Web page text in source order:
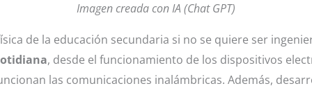
Imagen creada con IA (Chat GPT)
de la educación secundaria si no se quiere ser
, desde el funcionamiento de los dispositivos
las comunicaciones inalámbricas. Además,